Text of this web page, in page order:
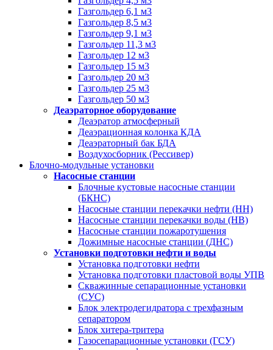
Газгольдер 6,1 м3
Газгольдер 8,5 м3
Газгольдер 9,1 м3
Газгольдер 11,3 м3
Газгольдер 12 м3
Газгольдер 15 м3
Газгольдер 20 м3
Газгольдер 25 м3
Газгольдер 50 м3
Деаэраторное оборудование
Деаэратор атмосферный
Деаэрационная колонка КДА
Деаэраторный бак БДА
Воздухосборник (Рессивер)
Блочно-модульные установки
Насосные станции
Блочные кустовые насосные станции
(БКНС)
Насосные станции перекачки нефти (НН)
Насосные станции перекачки воды (НВ)
Насосные станции пожаротушения
Дожимные насосные станции (ДНС)
Установки подготовки нефти и воды
Установка подготовки нефти
Установка подготовки пластовой воды УПВ
Скважинные сепарационные установки
(СУС)
Блок электродегидратора с трехфазным
сепаратором
Блок хитера-тритера
Газосепарационные установки (ГСУ)